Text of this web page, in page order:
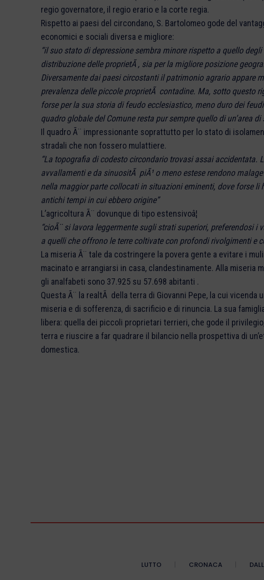
regio governatore, il regio erario e la corte regia.
Rispetto ai paesi del circondano, S. Bartolomeo gode del
economici e sociali diversa e migliore:
“il suo stato di depressione sembra minore rispetto a quello
distribuzione delle proprietÃ , sia per la migliore posizione
Diversamente dai paesi circostanti il patrimonio agrario appare
prevalenza delle piccole proprietÃ contadine. Ma, sotto questo
forse per la sua storia di feudo ecclesiastico, meno duro dei
quadro globale del Comune resta pur sempre quello di un’area di
Il quadro Ã¨ impressionante soprattutto per lo stato di
stradali che non fossero mulattiere.
“La topografia di codesto circondario trovasi assai accidentata.
avvallamenti e da sinuositÃ piÃ¹ o meno estese rendono
nella maggior parte collocati in situazioni eminenti, dove forse li
antichi tempi in cui ebbero origine”
L’agricoltura Ã¨ dovunque di tipo estensivoâ¦
“cioÃ¨ si lavora leggermente sugli strati superiori, preferendosi
a quelli che offrono le terre coltivate con profondi rivolgimenti e
La miseria Ã¨ tale da costringere la povera gente a evitare i
macinato e arrangiarsi in casa, clandestinamente. Alla miseria
gli analfabeti sono 37.925 su 57.698 abitanti .
Questa Ã¨ la realtÃ della terra di Giovanni Pepe, la cui vicenda
miseria e di sofferenza, di sacrificio e di rinuncia. La sua
libera: quella dei piccoli proprietari terrieri, che gode il
terra e riuscire a far quadrare il bilancio nella prospettiva di
domestica.
LUTTO CRONACA